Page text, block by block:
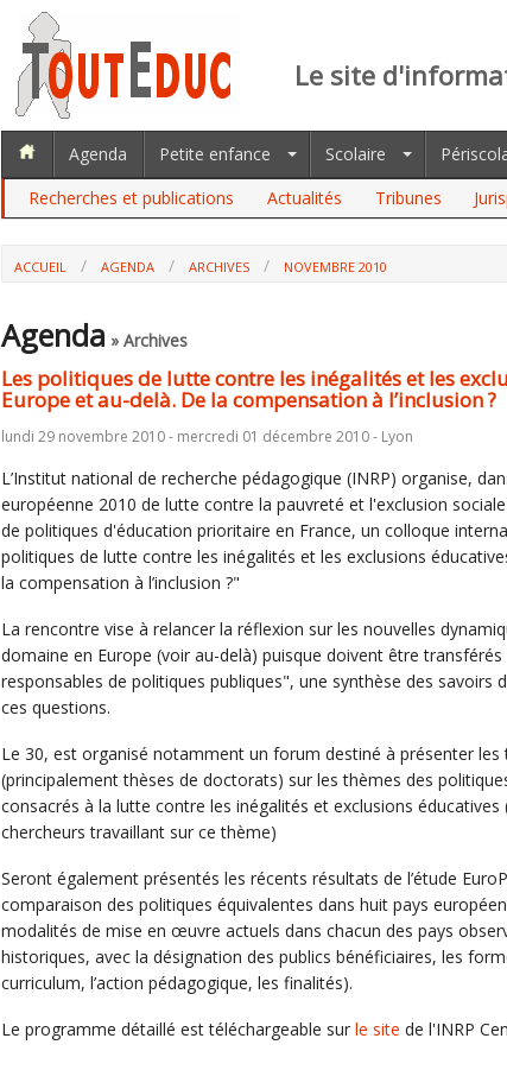
Le site
Agenda Petite enfance Scolaire
Recherches et publications
Actualités Tribunes
ACCUEIL AGENDA ARCHIVES NOVEMBRE 2010
Agenda » Archives
Les politiques de lutte contre les inégalités et les
Europe et au-delà. De la compensation à l’inclusion ?
lundi 29 novembre 2010 - mercredi 01 décembre 2010 - Lyon
L’Institut national de recherche pédagogique (INRP) organise,
européenne 2010 de lutte contre la pauvreté et l'exclusion
de politiques d'éducation prioritaire en France, un colloque
politiques de lutte contre les inégalités et les exclusions
la compensation à l’inclusion ?"
La rencontre vise à relancer la réflexion sur les nouvelles
domaine en Europe (voir au-delà) puisque doivent être transférés
responsables de politiques publiques", une synthèse des savoirs
ces questions.
Le 30, est organisé notamment un forum destiné à présenter les
(principalement thèses de doctorats) sur les thèmes des
consacrés à la lutte contre les inégalités et exclusions éducatives
chercheurs travaillant sur ce thème)
Seront également présentés les récents résultats de l’étude
comparaison des politiques équivalentes dans huit pays
modalités de mise en œuvre actuels dans chacun des pays
historiques, avec la désignation des publics bénéficiaires, les
curriculum, l’action pédagogique, les finalités).
Le programme détaillé est téléchargeable sur le site de l'INRP